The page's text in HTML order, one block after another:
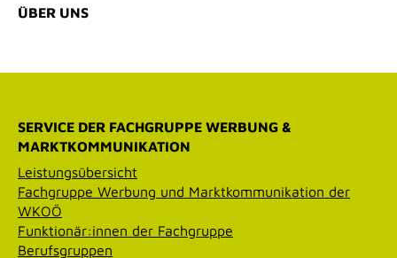
ÜBER UNS
SERVICE DER FACHGRUPPE WERBUNG &
MARKTKOMMUNIKATION
Leistungsübersicht
Fachgruppe Werbung und Marktkommunikation der
WKOÖ
Funktionär:innen der Fachgruppe
Berufsgruppen